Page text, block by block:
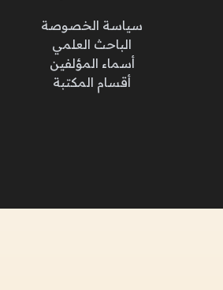
سياسة الخصوصة
الباحث العلمي
أسماء المؤلفين
أقسام المكتبة